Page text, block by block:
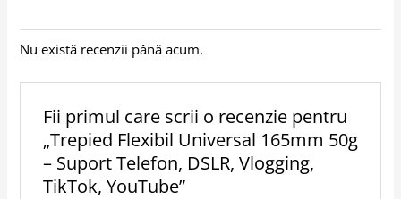
Nu există recenzii până acum.
Fii primul care scrii o recenzie pentru
„Trepied Flexibil Universal 165mm 50g
– Suport Telefon, DSLR, Vlogging,
TikTok, YouTube”